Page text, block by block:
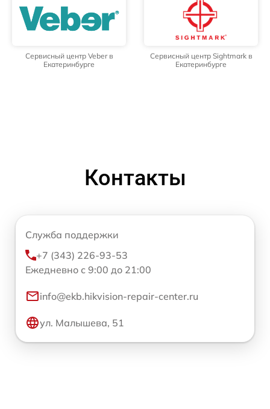
Сервисный центр Veber в
Екатеринбурге
Сервисный центр Sightmark в
Екатеринбурге
Контакты
Служба поддержки
+7 (343) 226-93-53
Ежедневно с 9:00 до 21:00
info@ekb.hikvision-repair-center.ru
ул. Малышева, 51